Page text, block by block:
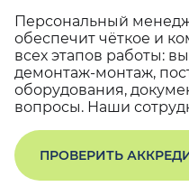
Персональный
обеспечит чёткое и
всех этапов работы:
демонтаж-монтаж,
оборудования,
вопросы. Наши
ПРОВЕРИТЬ